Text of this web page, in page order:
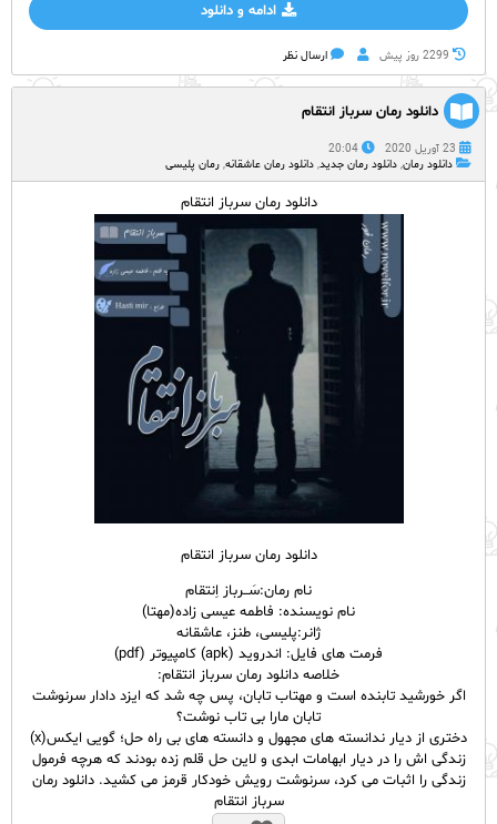
ادامه و دانلود
2299 روز پيش ارسال نظر
دانلود رمان سرباز انتقام
23 آوریل 2020
20:04
دانلود رمان, دانلود رمان جدید, دانلود رمان عاشقانه, رمان پلیسی
دانلود رمان سرباز انتقام
دانلود رمان سرباز انتقام
نام رمان:سَــرباز اِنتقام
نام نویسنده: فاطمه عیسی زاده(مهتا)
ژانر:پلیسی، طنز، عاشقانه
فرمت های فایل: اندروید (apk) کامپیوتر (pdf)
خلاصه دانلود رمان سرباز انتقام:
اگر خورشید تابنده است و مهتاب تابان، پس چه شد که ایزد دادار سرنوشت
تابان مارا بی تاب نوشت؟
دختری از دیار ندانسته های مجهول و دانسته های بی راه حل؛ گویی ایکس(x)
زندگی اش را در دیار ابهامات ابدی و لاین حل قلم زده بودند که هرچه فرمول
زندگی را اثبات می کرد، سرنوشت رویش خودکار قرمز می کشید. دانلود رمان
سرباز انتقام